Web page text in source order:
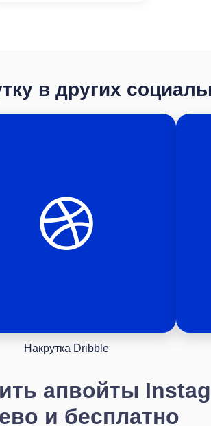
в других
Накрутка Dribble
апвойты
и бесплатно